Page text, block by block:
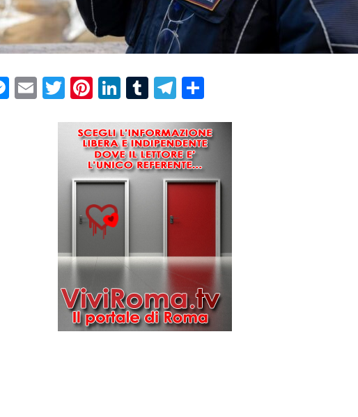
Messenger
EmailTwitter
Pinterest
LinkedIn
TumblrTelegram